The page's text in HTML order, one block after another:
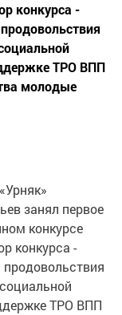
конкурса -
ТРО ВПП
молодые
занял первое
конкурсе
конкурса -
продовольствия
ТРО ВПП